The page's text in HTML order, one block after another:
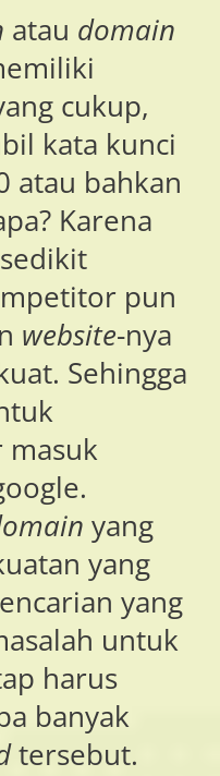
atau domain
cukup,
kata kunci
atau bahkan
Karena
pun
website-nya
Sehingga
masuk
yang
yang
yang
untuk
harus
banyak
tersebut.